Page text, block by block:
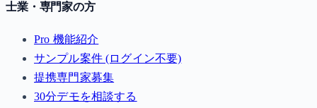
士業・専門家の方
Pro 機能紹介
サンプル案件 (ログイン不要)
提携専門家募集
30分デモを相談する